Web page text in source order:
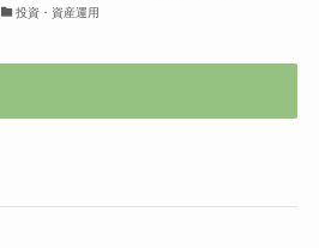
投資・資産運用